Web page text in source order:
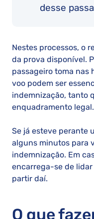
desse
Nestes processos, o
da prova disponível.
passageiro toma nas
voo podem ser
indemnização, tanto
enquadramento legal.
Se já esteve perante
alguns minutos para
indemnização. Em
encarrega-se de
partir daí.
O que